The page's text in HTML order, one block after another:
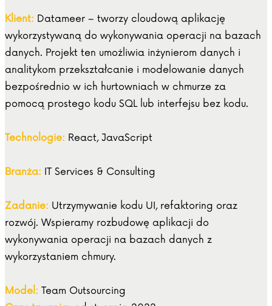
Klient: Datameer – tworzy cloudową aplikację
wykorzystywaną do wykonywania operacji na bazach
danych. Projekt ten umożliwia inżynierom danych i
analitykom przekształcanie i modelowanie danych
bezpośrednio w ich hurtowniach w chmurze za
pomocą prostego kodu SQL lub interfejsu bez kodu.
Technologie: React, JavaScript
Branża: IT Services & Consulting
Zadanie: Utrzymywanie kodu UI, refaktoring oraz
rozwój. Wspieramy rozbudowę aplikacji do
wykonywania operacji na bazach danych z
wykorzystaniem chmury.
Model: Team Outsourcing